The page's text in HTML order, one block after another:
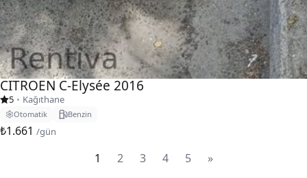
CITROEN C-Elysée 2016
5 • Kağıthane
Otomatik Benzin
₺1.661 /gün
1 2 3 4 5
»